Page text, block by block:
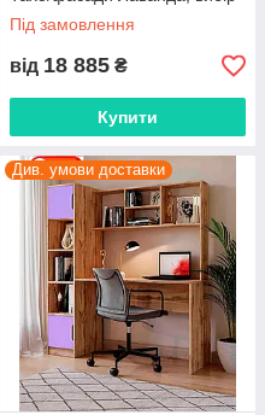
кольору корпусу та фасадів
Під замовлення
від 18 885 ₴
Купити
Див. умови доставки